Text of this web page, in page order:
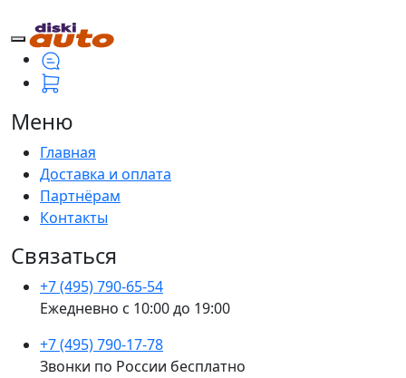
Меню
Главная
Доставка и оплата
Партнёрам
Контакты
Связаться
+7 (495) 790-65-54
Ежедневно с 10:00 до 19:00
+7 (495) 790-17-78
Звонки по России бесплатно